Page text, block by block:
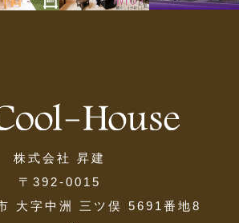
株式会社 昇建
〒392-0015
大字中洲 三ツ俣 5691番地8